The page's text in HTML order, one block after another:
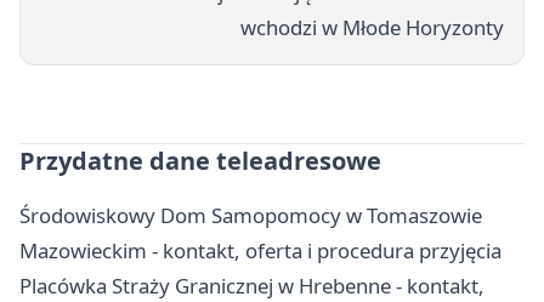
wchodzi w Młode Horyzonty
Przydatne dane teleadresowe
Środowiskowy Dom Samopomocy w Tomaszowie
Mazowieckim - kontakt, oferta i procedura przyjęcia
Placówka Straży Granicznej w Hrebenne - kontakt,